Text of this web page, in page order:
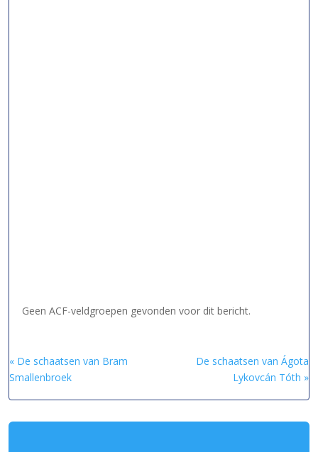
Geen ACF-veldgroepen gevonden voor dit bericht.
« De schaatsen van Bram
Smallenbroek
De schaatsen van Ágota
Lykovcán Tóth »